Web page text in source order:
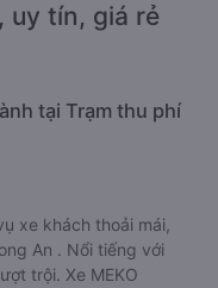
uy tín, giá rẻ
tại Trạm thu phí
xe khách thoải mái,
An . Nổi tiếng với
trội. Xe MEKO